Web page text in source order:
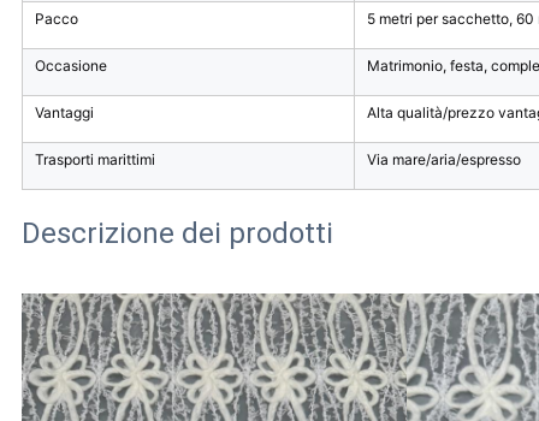
Pacco 5 metri per sacchetto, 60
Occasione Matrimonio, festa,
Vantaggi Alta qualità/prezzo
Trasporti marittimi Via mare/aria/espresso
Descrizione dei prodotti